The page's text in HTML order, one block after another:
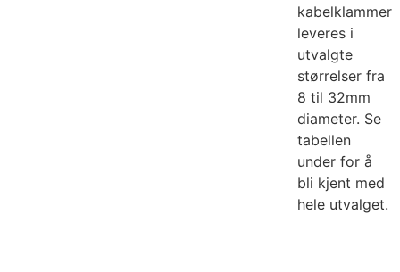
kabelklammer
leveres i
utvalgte
størrelser fra
8 til 32mm
diameter. Se
tabellen
under for å
bli kjent med
hele utvalget.